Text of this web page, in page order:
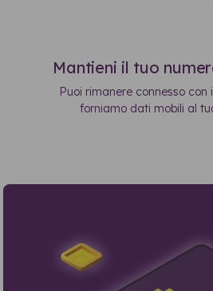
Mantieni il tuo
Puoi rimanere connesso
forniamo dati mobili al